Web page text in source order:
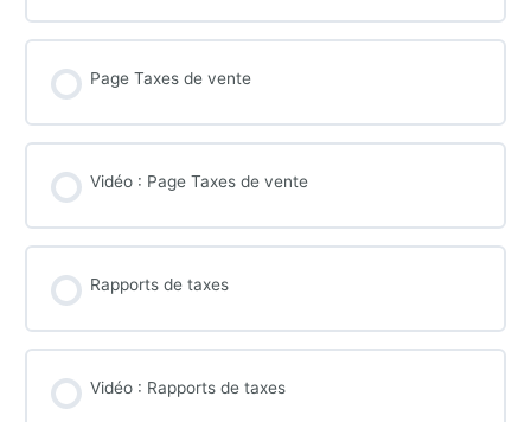
Page Taxes de vente
Vidéo : Page Taxes de vente
Rapports de taxes
Vidéo : Rapports de taxes